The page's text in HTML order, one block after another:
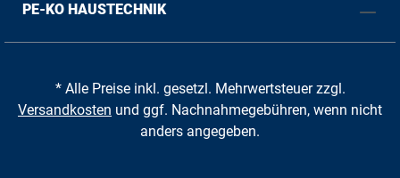
PE-KO HAUSTECHNIK
* Alle Preise inkl. gesetzl. Mehrwertsteuer zzgl.
Versandkosten und ggf. Nachnahmegebühren, wenn nicht
anders angegeben.